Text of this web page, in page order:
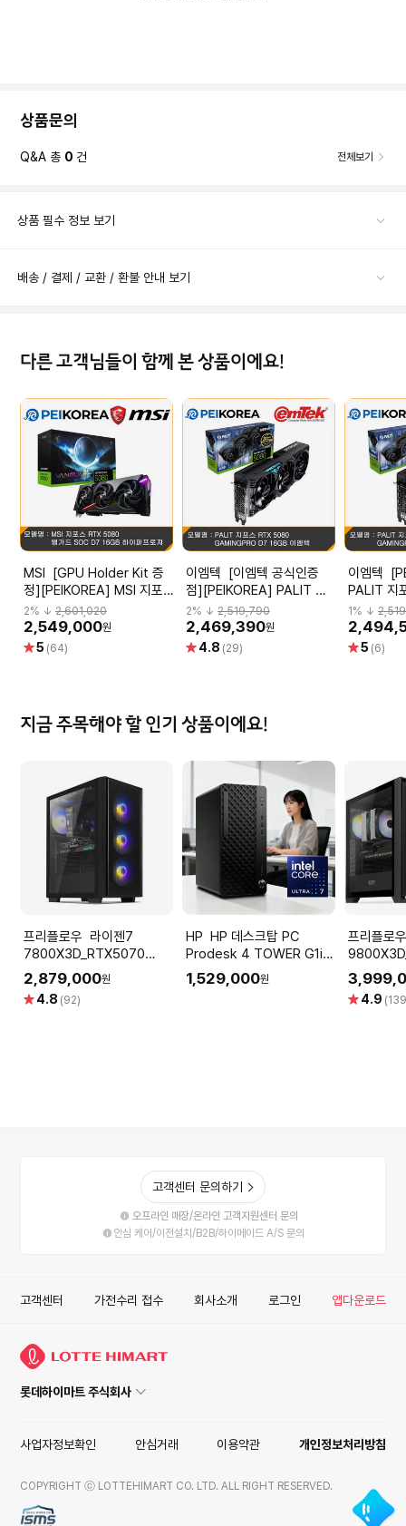
상품문의
Q&A 총 0 건 전체보기
상품 필수 정보 보기
배송 / 결제 / 교환 / 환불 안내 보기
다른 고객님들이 함께 본 상품이에요!
MSI [GPU Holder Kit 증
정][PEIKOREA] MSI 지포
스 RTX 5080 뱅가드 SOC
D7 16GB 하이퍼프로져
2% ↓ 2,601,020
2,549,000원
별5 (64)
이엠텍 [이엠텍 공식인증
점][PEIKOREA] PALIT 지
포스 RTX 5080
GAMINGPRO D7 16GB 이
엠텍
2% ↓2,519,790
2,469,390원
별 4.8 (29)
이엠텍 [PEIKOREA]
PALIT 지
엠텍
1 % ↓
별5 (6)
지금 주목해야 할 인기 상품이에요!
프리플로우 라이젠7
7800X3D_RTX5070
12GB 컴퓨터본체 (ULTRA
GAMING X7 A57L) AMD
게이밍컴퓨터 조립PC
2,879,000원
별 4.8 (92)
HP HP 데스크탑 PC
Prodesk 4 TOWER G1i
울트라7 265 OS미포함
1,529,000원
프리플로우 라이
퓨터본체
GAMING
AMD 게
별 4.9
고객센터 문의하기
오프라인 매장/온라인 고객지원센터 문의
안심 케어/이전설치/B2B/하이메이드 A/S 문의
고객센터 가전수리 접수 회사소개 로그인 앱다운로드
롯데하이마트 주식회사
사업자정보확인 안심거래 이용약관 개인정보처리방침
COPYRIGHT ⓒ LOTTEHIMART CO. LTD. ALL RIGHT RESERVED.
ISMS